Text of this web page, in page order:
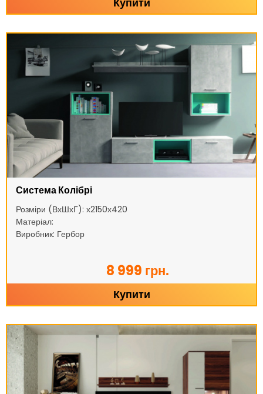
Система Колібрі
Розміри (ВхШхГ): х2150х420
Матеріал:
Виробник: Гербор
8 999 грн.
Купити